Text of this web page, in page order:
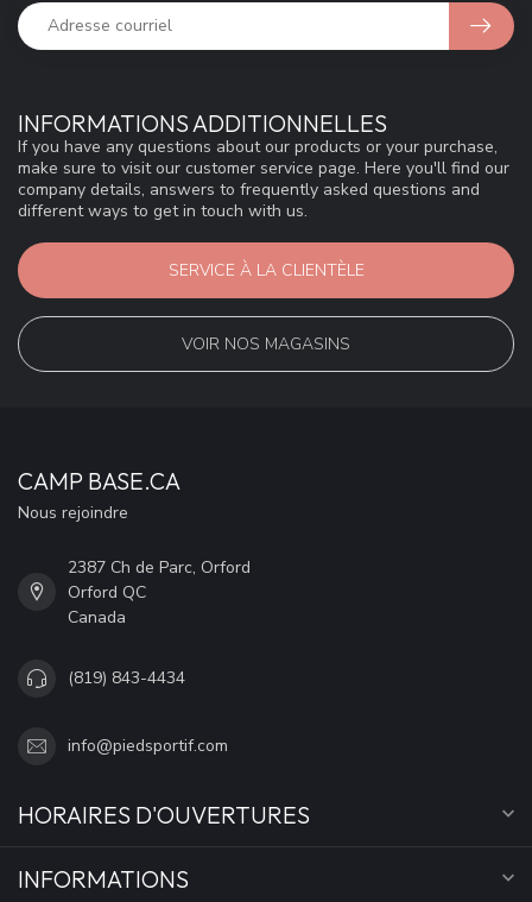
INFORMATIONS ADDITIONNELLES
If you have any questions about our products or your purchase,
make sure to visit our customer service page. Here you'll find our
company details, answers to frequently asked questions and
different ways to get in touch with us.
SERVICE À LA CLIENTÈLE
VOIR NOS MAGASINS
CAMP BASE.CA
Nous rejoindre
2387 Ch de Parc, Orford
Orford QC
Canada
(819) 843-4434
info@piedsportif.com
HORAIRES D'OUVERTURES
INFORMATIONS